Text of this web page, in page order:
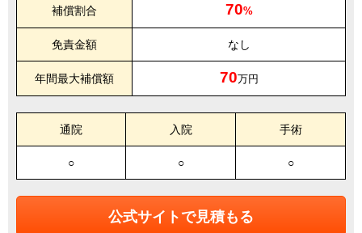
補償割合 70%
免責金額 なし
年間最大補償額 70万円
通院 入院 手術
○ ○ ○
公式サイトで見積もる